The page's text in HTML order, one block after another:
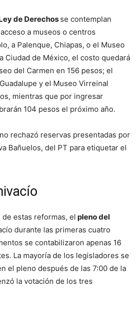
de Derechos se contemplan
a museos o centros
a Palenque, Chiapas, o el Museo
Ciudad de México, el costo quedará
del Carmen en 156 pesos; el
y el Museo Virreinal
mientras que por ingresar
104 pesos el próximo año.
rechazó reservas presentadas por
Bañuelos, del PT para etiquetar el
estas reformas, el pleno del
durante las primeras cuatro
se contabilizaron apenas 16
La mayoría de los legisladores se
el pleno después de las 7:00 de la
la votación de los tres